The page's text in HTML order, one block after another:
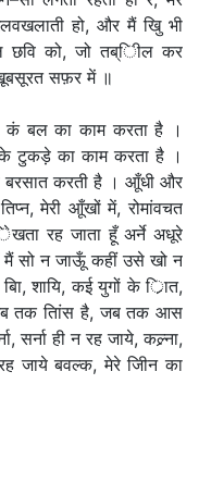
हो, और मैं खुि भी
छवि को, जो तब्िील कर
सफ़र में ॥
कं बल का काम करता है ।
टुकड़े का काम करता है ।
बरसात करती है । आूँधी और
मेरी आूँखों में, रोमांवचत
रह जाता हूँ अर्ने अधूरे
मैं सो न जाऊूँ कहीं उसे खो न
शायि, कई युगों के र्िात,
तक तिांस है, जब तक आस
सर्ना ही न रह जाये, कल्र्ना,
जाये बवल्क, मेरे जीिन का